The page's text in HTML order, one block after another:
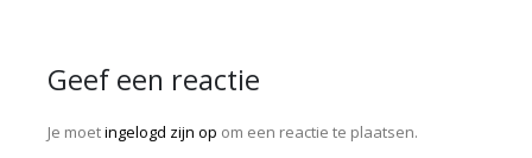
Geef een reactie
Je moetingelogd zijn op om een reactie te plaatsen.